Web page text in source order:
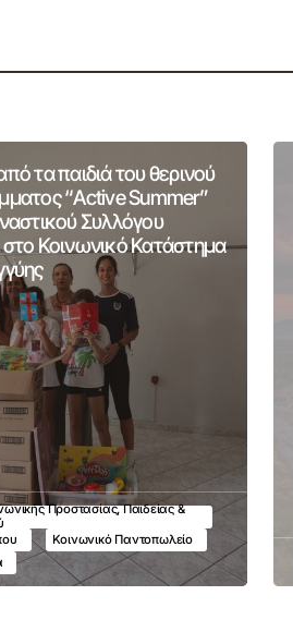
τα παιδιά του θερινού
“Active Summer”
Συλλόγου
Κοινωνικό Κατάστημα
Προστασίας, Παιδείας &
Κοινωνικό Παντοπωλείο